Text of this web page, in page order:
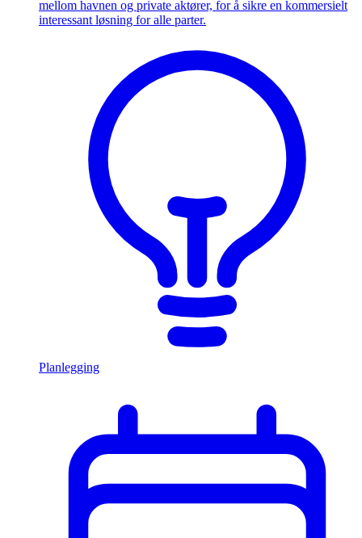
mellom havnen og private aktører, for å sikre en kommersielt
interessant løsning for alle parter.
Planlegging